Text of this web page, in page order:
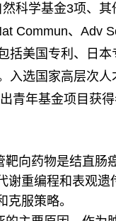
科学基金3项、其
Commun、Adv
括美国专利、日
入选国家高层次
青年基金项目获得
靶向药物是结直肠
重编程和表观
服策略。